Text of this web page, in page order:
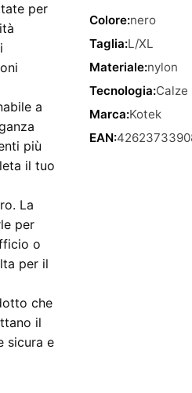
per
a
più
il tuo
La
per
o
per il
che
il
sicura e
Colore:nero
Taglia:L/XL
Materiale:nylon
Tecnologia:Calze
Marca:Kotek
EAN: